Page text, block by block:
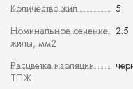
Количество жил
5
Номинальное сечение
жилы, мм2
2.5
Расцветка изоляции
ТПЖ